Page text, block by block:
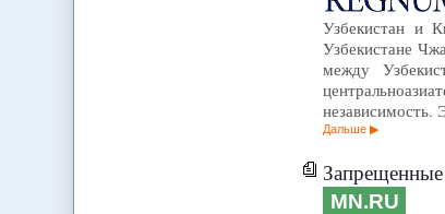
Узбекистан и
Узбекистане
между
независимость.
Дальше
Запрещенные в
MN.RU